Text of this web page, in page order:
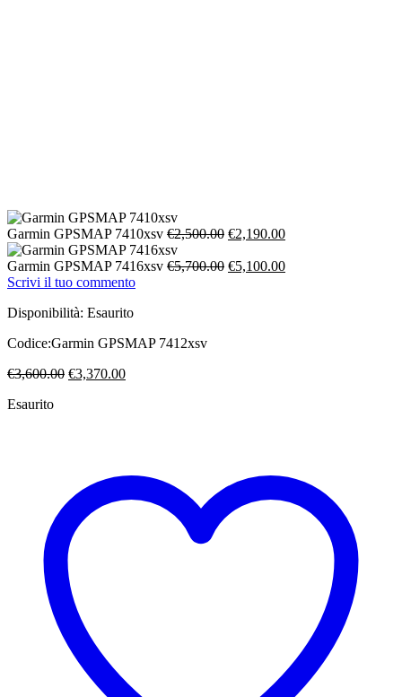
Garmin GPSMAP 7410xsv €2,500.00 Il
originale
€2,190.00Il
attuale
Garmin GPSMAP 7416xsv €5,700.00 Il
€5,100.00Il
Scrivi il tuo commento
Disponibilità: Esaurito
Codice:Garmin GPSMAP 7412xsv
€3,600.00 Il
€3,370.00Il
Esaurito